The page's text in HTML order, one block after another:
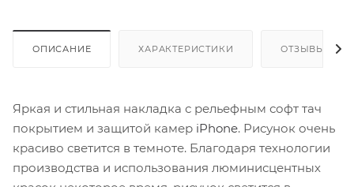
ОПИСАНИЕ ХАРАКТЕРИСТИКИ ОТЗЫВЫ
Яркая и стильная накладка с рельефным софт тач
покрытием и защитой камер iPhone. Рисунок очень
красиво светится в темноте. Благодаря технологии
производства и использования люминисцентных